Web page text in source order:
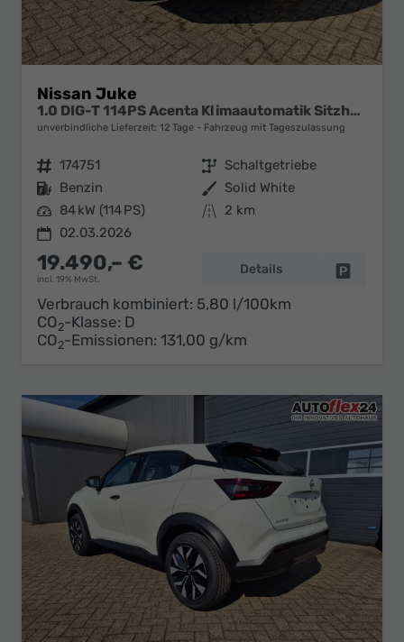
Nissan Juke
1.0 DIG-T 114PS Acenta Klimaautomatik Sitzheizung Rückf.Kamera Bluetooth Touchscreen wireless Apple CarPlay Android Auto
unverbindliche Lieferzeit: 12 Tage Fahrzeug mit Tageszulassung
Fahrzeugnr. 174751 Getriebe Schaltgetriebe
Kraftstoff Benzin Außenfarbe Solid White
Leistung 84 kW (114 PS) Kilometerstand
2 km
02.03.2026
19.490,– €
incl. 19% MwSt.
Details
Verbrauch kombiniert: 5,80 l/100km
CO2-Klasse: D
CO2-Emissionen: 131,00 g/km